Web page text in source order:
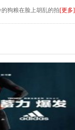
狗粮在脸上胡乱的拍[更多]